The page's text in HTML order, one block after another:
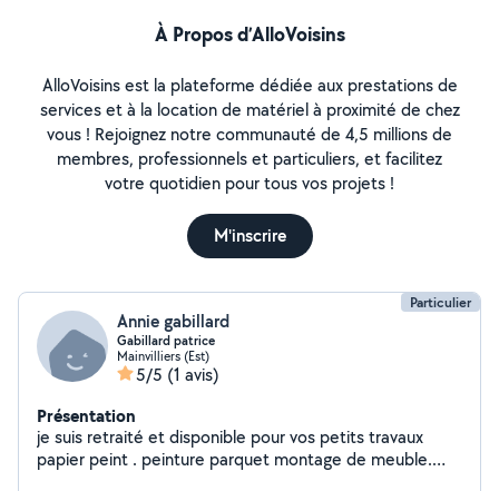
À Propos d’AlloVoisins
AlloVoisins est la plateforme dédiée aux prestations de
services et à la location de matériel à proximité de chez
vous ! Rejoignez notre communauté de 4,5 millions de
membres, professionnels et particuliers, et facilitez
votre quotidien pour tous vos projets !
M'inscrire
Particulier
Annie gabillard
Gabillard patrice
Mainvilliers (Est)
5/5 (1 avis)
Présentation
je suis retraité et disponible pour vos petits travaux
papier peint . peinture parquet montage de meuble.